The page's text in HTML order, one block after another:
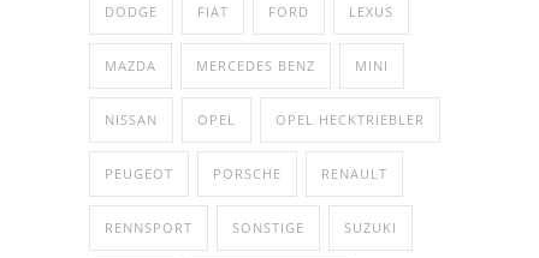
DODGE FIAT FORD LEXUS
MAZDA MERCEDES BENZ MINI
NISSAN OPEL OPEL HECKTRIEBLER
PEUGEOT PORSCHE RENAULT
RENNSPORT SONSTIGE SUZUKI